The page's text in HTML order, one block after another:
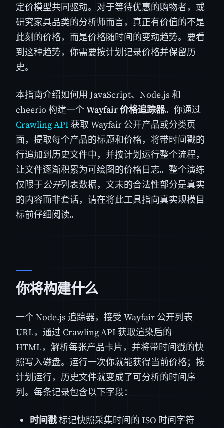
定价模型共同驱动。对于等待优惠的购物者，或
研究家具品类的分析师而言，真正有价值的不是
此刻的价格，而是价格随时间的变动趋势。要看
到这种趋势，你需要按计划记录价格并保留历
史。
本指南介绍如何用 JavaScript、Node.js 和
cheerio 构建一个Wayfair 价格追踪器。你通过
Crawling API 获取 Wayfair 公开产品或分类页
面，提取每个产品的标题和价格，将带时间戳的
行追加到历史文件中，并按计划运行整个流程，
让文件逐渐积累为可绘图的价格日志。整个演练
仅限于公开列表数据，文末的合法性部分是真实
的内容而非套话，请在将此工具指向真实规模目
标前仔细阅读。
你将构建什么
一个 Node.js 追踪器，接受 Wayfair 公开列表
URL，通过 Crawling API 获取渲染后的
HTML，解析每张产品卡片，并将带时间戳的快
照写入磁盘。运行一次你就能获得当前价格；按
计划运行，历史文件就变成了可分析的时间序
列。每条记录包含以下字段：
时间戳标记快照采集时间的 ISO 时间字符